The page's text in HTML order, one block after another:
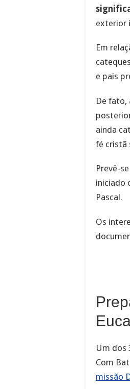
exterior
Em
e pais
De fato,
ainda
fé cristã
Prevê-
iniciado
Pascal.
Os
Um dos
Com
missão